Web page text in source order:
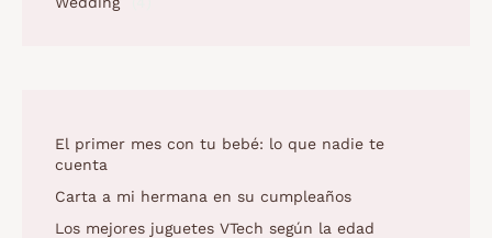
El primer mes con tu bebé: lo que nadie te
cuenta
Carta a mi hermana en su cumpleaños
Los mejores juguetes VTech según la edad